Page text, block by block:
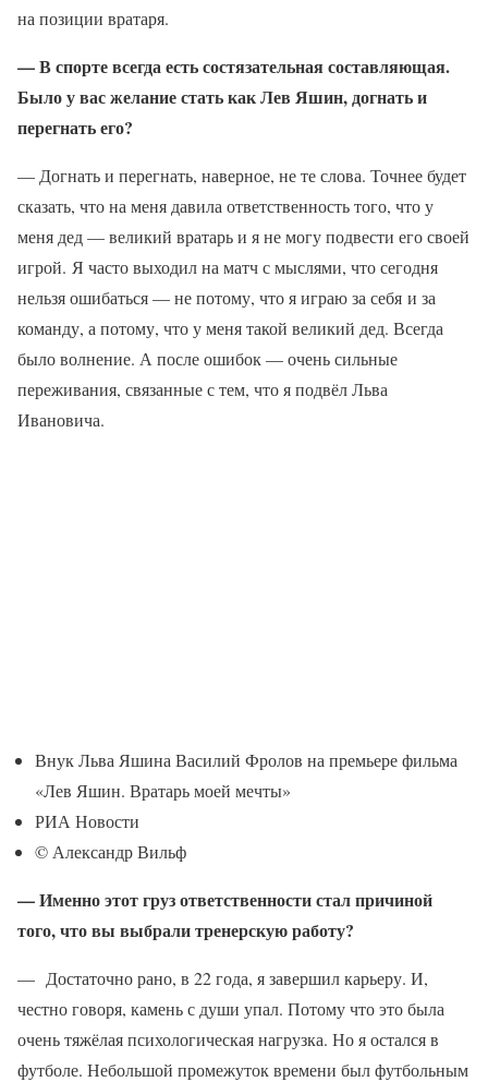
на позиции вратаря.
— В спорте всегда есть состязательная составляющая.
Было у вас желание стать как Лев Яшин, догнать и
перегнать его?
— Догнать и перегнать, наверное, не те слова. Точнее будет
сказать, что на меня давила ответственность того, что у
меня дед — великий вратарь и я не могу подвести его своей
игрой. Я часто выходил на матч с мыслями, что сегодня
нельзя ошибаться — не потому, что я играю за себя и за
команду, а потому, что у меня такой великий дед. Всегда
было волнение. А после ошибок — очень сильные
переживания, связанные с тем, что я подвёл Льва
Ивановича.
Внук Льва Яшина Василий Фролов на премьере фильма
«Лев Яшин. Вратарь моей мечты»
РИА Новости
© Александр Вильф
— Именно этот груз ответственности стал причиной
того, что вы выбрали тренерскую работу?
— Достаточно рано, в 22 года, я завершил карьеру. И,
честно говоря, камень с души упал. Потому что это была
очень тяжёлая психологическая нагрузка. Но я остался в
футболе. Небольшой промежуток времени был футбольным